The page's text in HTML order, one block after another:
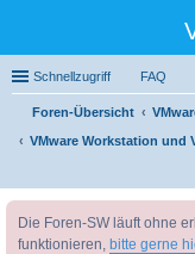
Schnellzugriff FAQ
Foren-Übersicht
VMware Workstation und
Die Foren-SW läuft ohne
funktionieren, bitte gerne